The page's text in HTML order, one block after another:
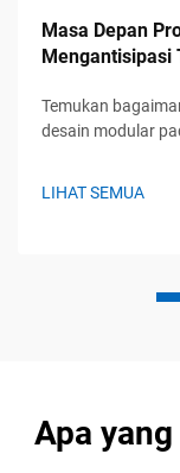
Masa Depan
Mengantisipasi
Temukan
desain modular
LIHAT SEMUA
Apa